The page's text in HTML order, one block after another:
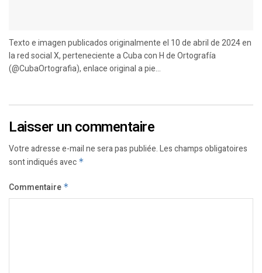
Texto e imagen publicados originalmente el 10 de abril de 2024 en
la red social X, perteneciente a Cuba con H de Ortografía
(@CubaOrtografia), enlace original a pie...
Laisser un commentaire
Votre adresse e-mail ne sera pas publiée.Les champs obligatoires
sont indiqués avec *
Commentaire *